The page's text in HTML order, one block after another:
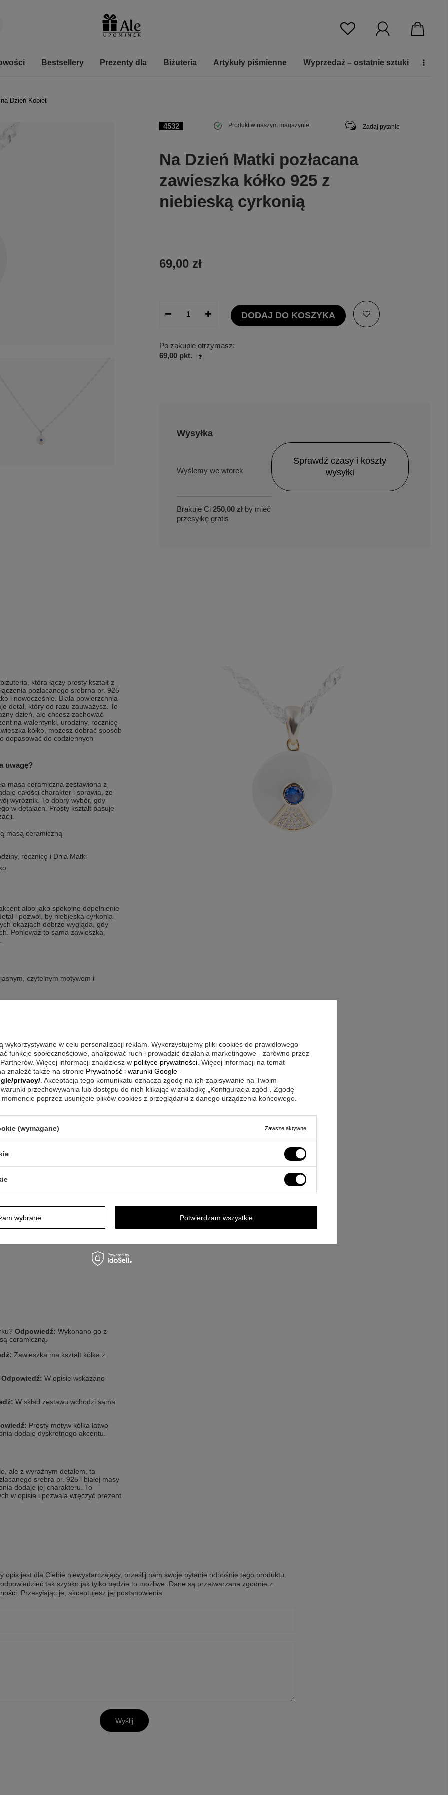
Bestsellery Prezenty dla Biżuteria Artykuły piśmienne Wyprzedaż – ostatnie sztuki
Dzień Kobiet
4532 Produkt w naszym magazynie Zadaj pytanie
Na Dzień Matki pozłacana
zawieszka kółko 925 z
niebieską cyrkonią
69,00 zł
DODAJ DO KOSZYKA
Po zakupie otrzymasz:
69,00 pkt.
Wysyłka
we wtorek
Brakuje Ci 250,00 zł by mieć
przesyłkę gratis
Sprawdź czasy i koszty
wysyłki
która łączy prosty kształt z
pozłacanego srebrna pr. 925
i nowocześnie. Biała powierzchnia
detal, który od razu zauważysz. To
dzień, ale chcesz zachować
na walentynki, urodziny, rocznicę
kółko, możesz dobrać sposób
dopasować do codziennych
uwagę?
masa ceramiczna zestawiona z
całości charakter i sprawia, że
wyróżnik. To dobry wybór, gdy
w detalach. Prosty kształt pasuje
masą ceramiczną
rocznicę i Dnia Matki
albo jako spokojne dopełnienie
i pozwól, by niebieska cyrkonia
okazjach dobrze wygląda, gdy
Ponieważ to sama zawieszka,
czytelnym motywem i
walentynki
srebro pr. 925 oraz biała masa
całość i wprowadza kolor bez
się zarówno w proste, codzienne
w sposób, który ogranicza
miękkiej ściereczki i czyścić
zdejmuj biżuterię do czynności,
)
Odpowiedź: Wykonano go z
ceramiczną.
Zawieszka ma kształt kółka z
Odpowiedź: W opisie wskazano
W skład zestawu wchodzi sama
Prosty motyw kółka łatwo
dodaje dyskretnego akcentu.
ale z wyraźnym detalem, ta
srebra pr. 925 i białej masy
dodaje jej charakteru. To
w opisie i pozwala wręczyć prezent
opis jest dla Ciebie niewystarczający, prześlij nam swoje pytanie odnośnie tego produktu.
tak szybko jak tylko będzie to możliwe. Dane są przetwarzane zgodnie z
. Przesyłając je, akceptujesz jej postanowienia.
Wyślij
wykorzystywane w celu personalizacji reklam. Wykorzystujemy pliki cookies do prawidłowego
funkcje społecznościowe, analizować ruch i prowadzić działania marketingowe - zarówno przez
Więcej informacji znajdziesz w polityce prywatności . Więcej informacji na temat
znaleźć także na stronie Prywatność i warunki Google -
privacy/ . Akceptacja tego komunikatu oznacza zgodę na ich zapisywanie na Twoim
przechowywania lub dostępu do nich klikając w zakładkę „Konfiguracja zgód”. Zgodę
poprzez usunięcie plików cookies z przeglądarki z danego urządzenia końcowego.
(wymagane) Zawsze aktywne
wybrane Potwierdzam wszystkie